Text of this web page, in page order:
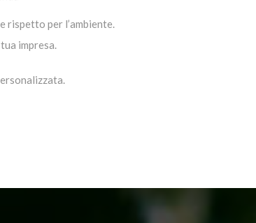
rispetto per l’ambiente.
impresa.